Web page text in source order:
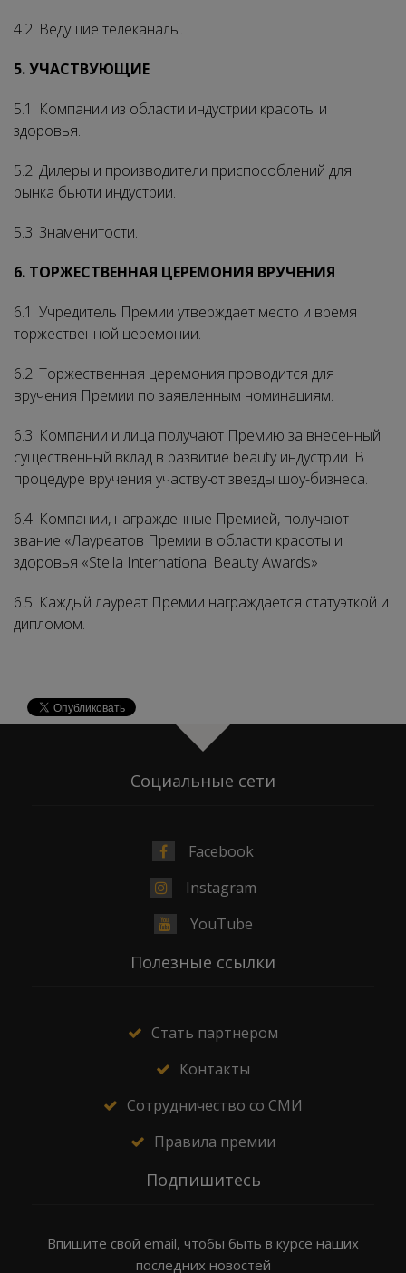
4.2. Ведущие телеканалы.
5. УЧАСТВУЮЩИЕ
5.1. Компании из области индустрии красоты и
здоровья.
5.2. Дилеры и производители приспособлений для
рынка бьюти индустрии.
5.3. Знаменитости.
6. ТОРЖЕСТВЕННАЯ ЦЕРЕМОНИЯ ВРУЧЕНИЯ
6.1. Учредитель Премии утверждает место и время
торжественной церемонии.
6.2. Торжественная церемония проводится для
вручения Премии по заявленным номинациям.
6.3. Компании и лица получают Премию за внесенный
существенный вклад в развитие beauty индустрии. В
процедуре вручения участвуют звезды шоу-бизнеса.
6.4. Компании, награжденные Премией, получают
звание «Лауреатов Премии в области красоты и
здоровья «Stella International Beauty Awards»
6.5. Каждый лауреат Премии награждается статуэткой и
дипломом.
Социальные сети
Facebook
Instagram
YouTube
Полезные ссылки
Стать партнером
Контакты
Сотрудничество со СМИ
Правила премии
Подпишитесь
Впишите свой email, чтобы быть в курсе наших
последних новостей